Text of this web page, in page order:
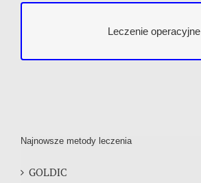
Leczenie operacyjne
Leczenie operacyjne
Najnowsze metody leczenia
GOLDIC